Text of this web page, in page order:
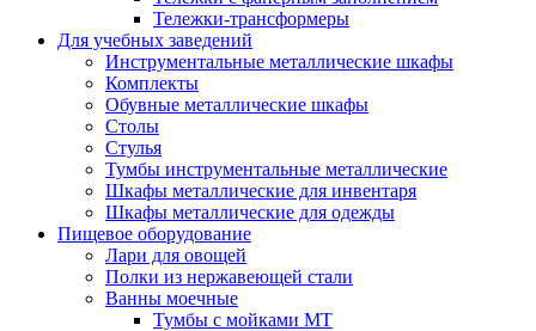
Тележки-трансформеры
Для учебных заведений
Инструментальные металлические шкафы
Комплекты
Обувные металлические шкафы
Столы
Стулья
Тумбы инструментальные металлические
Шкафы металлические для инвентаря
Шкафы металлические для одежды
Пищевое оборудование
Лари для овощей
Полки из нержавеющей стали
Ванны моечные
Тумбы с мойками МТ